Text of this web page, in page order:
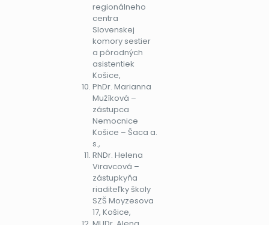
regionálneho
centra
Slovenskej
komory sestier
a pôrodných
asistentiek
Košice,
PhDr. Marianna
Mužíková –
zástupca
Nemocnice
Košice – Šaca a.
s.,
RNDr. Helena
Viravcová –
zástupkyňa
riaditeľky školy
SZŠ Moyzesova
17, Košice,